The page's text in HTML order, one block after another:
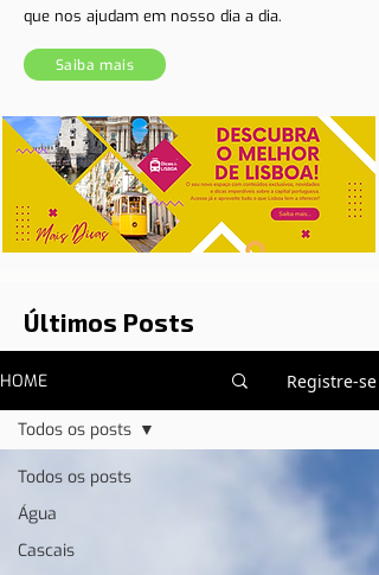
que nos ajudam em nosso dia a dia.
Saiba mais
Últimos Posts
HOME Registre-se
Todos os posts
Água
Cascais
Todos os posts